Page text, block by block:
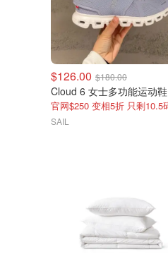
$126.00 $180.00
Cloud 6 女士多功能运动鞋
SAIL